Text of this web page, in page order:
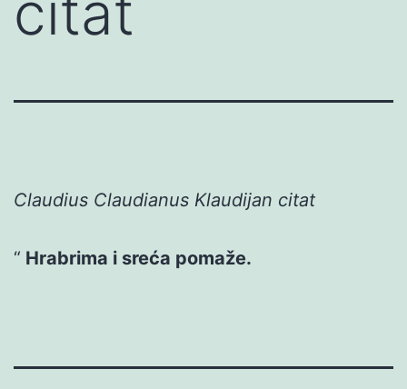
Claudius Claudianus Klaudijan citat
Hrabrima i sreća pomaže.